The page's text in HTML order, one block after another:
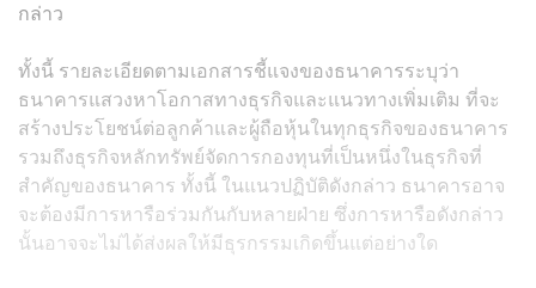
กล่าว
ทั้งนี้ รายละเอียดตามเอกสารชี้แจงของธนาคารระบุว่า
ธนาคารแสวงหาโอกาสทางธุรกิจและแนวทางเพิ่มเติม ที่จะ
สร้างประโยชน์ต่อลูกค้าและผู้ถือหุ้นในทุกธุรกิจของธนาคาร
รวมถึงธุรกิจหลักทรัพย์จัดการกองทุนที่เป็นหนึ่งในธุรกิจที่
สำคัญของธนาคาร ทั้งนี้ ในแนวปฏิบัติดังกล่าว ธนาคารอาจ
จะต้องมีการหารือร่วมกันกับหลายฝ่าย ซึ่งการหารือดังกล่าว
นั้นอาจจะไม่ได้ส่งผลให้มีธุรกรรมเกิดขึ้นแต่อย่างใด